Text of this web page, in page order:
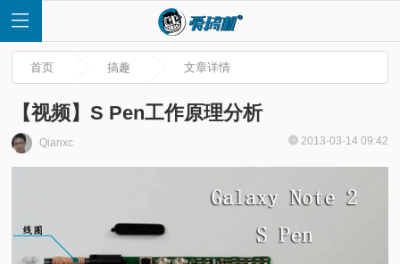
首页 搞趣 文章详情
【视频】S Pen工作原理分析
Qianxc 2013-03-14 09:42